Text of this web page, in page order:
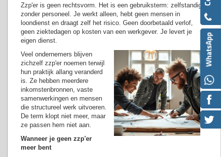
Zzp'er is geen rechtsvorm. Het is een gebruiksterm: zelfstandige
zonder personeel. Je werkt alleen, hebt geen mensen in
loondienst en draagt zelf het risico. Geen doorbetaald verlof,
geen ziektedagen op kosten van een werkgever. Je levert je
eigen dienst.
Veel ondernemers blijven
zichzelf zzp'er noemen terwijl
hun praktijk allang veranderd
is. Ze hebben meerdere
inkomstenbronnen, vaste
samenwerkingen en mensen
die structureel werk uitvoeren.
De term klopt niet meer, maar
ze passen hem niet aan.
Wanneer je geen zzp'er
meer bent